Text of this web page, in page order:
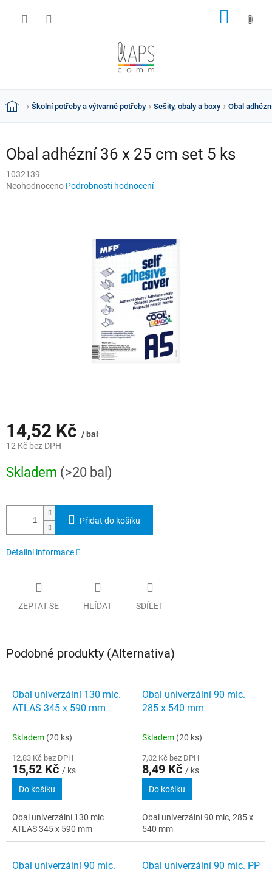
DomůŠkolní potřeby a výtvarné potřeby Sešity, obaly a boxy Obal
Obal adhézní 36 x 25 cm set 5 ks
1032139
Průměrné
Neohodnoceno Podrobnosti hodnocení
14,52 Kč / bal
12 Kč bez DPH
cena:
Skladem (>20 bal)
Přidat do košíku
Detailní informace
ZEPTAT SE HLÍDAT SDÍLET
Podobné produkty (Alternativa)
Obal univerzální 130 mic.
ATLAS 345 x 590 mm
Skladem (20 ks)
12,83 Kč bez DPH
15,52 Kč / ks
Do košíku
Obal univerzální 130 mic
ATLAS 345 x 590 mm
Obal univerzální 90 mic.
285 x 540 mm
Skladem (20 ks)
7,02 Kč bez DPH
8,49 Kč / ks
Do košíku
Obal univerzální 90 mic, 285 x
540 mm
Obal univerzální 90 mic.
Obal univerzální 90 mic. PP